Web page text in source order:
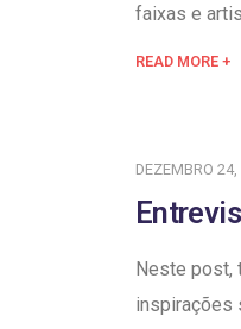
faixas e
READ MORE +
DEZEMBRO
Neste post,
inspirações